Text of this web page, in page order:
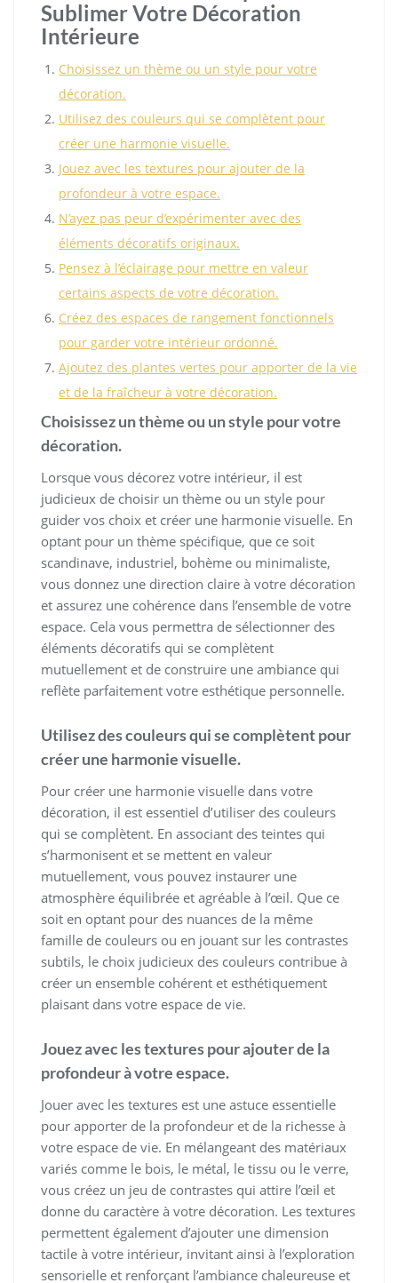
Sublimer Votre Décoration
Intérieure
Choisissez un thème ou un style pour votre
décoration.
Utilisez des couleurs qui se complètent pour
créer une harmonie visuelle.
Jouez avec les textures pour ajouter de la
profondeur à votre espace.
N’ayez pas peur d’expérimenter avec des
éléments décoratifs originaux.
Pensez à l’éclairage pour mettre en valeur
certains aspects de votre décoration.
Créez des espaces de rangement fonctionnels
pour garder votre intérieur ordonné.
Ajoutez des plantes vertes pour apporter de la vie
et de la fraîcheur à votre décoration.
Choisissez un thème ou un style pour votre
décoration.
Lorsque vous décorez votre intérieur, il est
judicieux de choisir un thème ou un style pour
guider vos choix et créer une harmonie visuelle. En
optant pour un thème spécifique, que ce soit
scandinave, industriel, bohème ou minimaliste,
vous donnez une direction claire à votre décoration
et assurez une cohérence dans l’ensemble de votre
espace. Cela vous permettra de sélectionner des
éléments décoratifs qui se complètent
mutuellement et de construire une ambiance qui
reflète parfaitement votre esthétique personnelle.
Utilisez des couleurs qui se complètent pour
créer une harmonie visuelle.
Pour créer une harmonie visuelle dans votre
décoration, il est essentiel d’utiliser des couleurs
qui se complètent. En associant des teintes qui
s’harmonisent et se mettent en valeur
mutuellement, vous pouvez instaurer une
atmosphère équilibrée et agréable à l’œil. Que ce
soit en optant pour des nuances de la même
famille de couleurs ou en jouant sur les contrastes
subtils, le choix judicieux des couleurs contribue à
créer un ensemble cohérent et esthétiquement
plaisant dans votre espace de vie.
Jouez avec les textures pour ajouter de la
profondeur à votre espace.
Jouer avec les textures est une astuce essentielle
pour apporter de la profondeur et de la richesse à
votre espace de vie. En mélangeant des matériaux
variés comme le bois, le métal, le tissu ou le verre,
vous créez un jeu de contrastes qui attire l’œil et
donne du caractère à votre décoration. Les textures
permettent également d’ajouter une dimension
tactile à votre intérieur, invitant ainsi à l’exploration
sensorielle et renforçant l’ambiance chaleureuse et